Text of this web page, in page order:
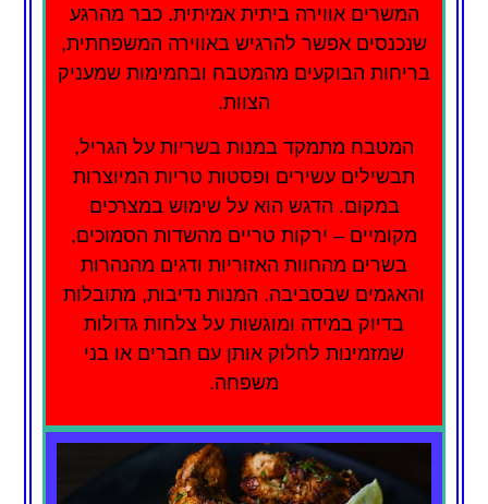
המשרים אווירה ביתית אמיתית. כבר מהרגע
שנכנסים אפשר להרגיש באווירה המשפחתית,
בריחות הבוקעים מהמטבח ובחמימות שמעניק
הצוות.
המטבח מתמקד במנות בשריות על הגריל,
תבשילים עשירים ופסטות טריות המיוצרות
במקום. הדגש הוא על שימוש במצרכים
מקומיים – ירקות טריים מהשדות הסמוכים,
בשרים מהחוות האזוריות ודגים מהנהרות
והאגמים שבסביבה. המנות נדיבות, מתובלות
בדיוק במידה ומוגשות על צלחות גדולות
שמזמינות לחלוק אותן עם חברים או בני
משפחה.